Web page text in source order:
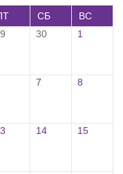
СБ
ВС
30 1
7 8
14 15